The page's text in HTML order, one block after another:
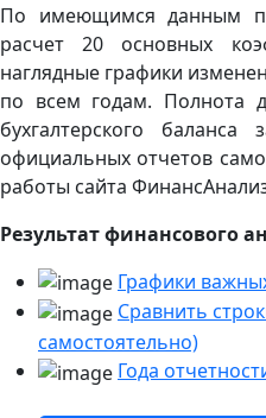
По имеющимся данным
расчет 20 основных
наглядные графики
по всем годам. Полнота
бухгалтерского баланса
официальных отчетов
работы сайта
Результат финансового
Графики
Сравнить
самостоятельно)
Года